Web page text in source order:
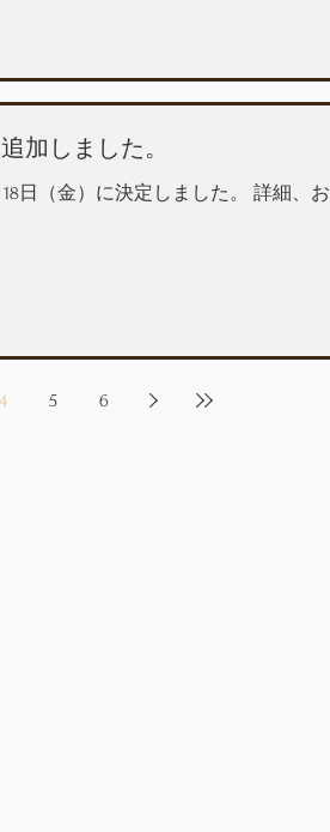
加しました。
日（金）に決定しました。 詳細、お
4 5 6